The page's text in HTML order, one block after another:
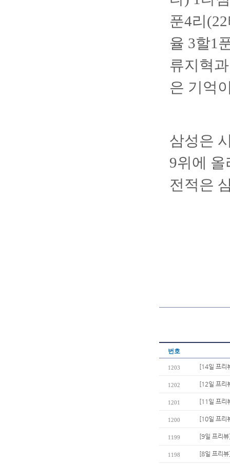
푼4리
율 3할1
류지혁
은 기억
삼성은
9위에
전적은
번호
1203 [14일 프리
1202 [12일 프리
1201 [11일 프리
1200 [10일 프리
1199 [9일 프리
1198 [8일 프리